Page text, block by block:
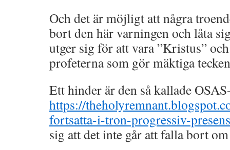
Och det är möjligt att några
bort den här varningen och låta
utger sig för att vara ”Kristus”
profeterna som gör mäktiga
Ett hinder är den så kallade
https://
fortsatta-i-tron-progressiv-
sig att det inte går att falla bort